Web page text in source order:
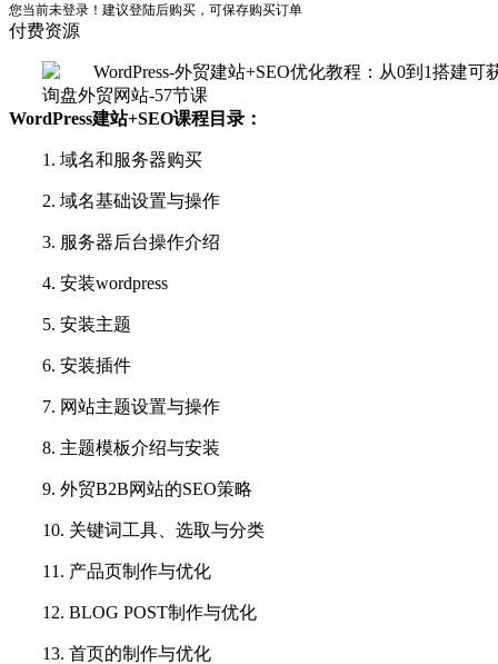
您当前未登录！建议登陆后购买，可保存购买订单
付费资源
WordPress建站+SEO课程目录：
1. 域名和服务器购买
2. 域名基础设置与操作
3. 服务器后台操作介绍
4. 安装wordpress
5. 安装主题
6. 安装插件
7. 网站主题设置与操作
8. 主题模板介绍与安装
9. 外贸B2B网站的SEO策略
10. 关键词工具、选取与分类
11. 产品页制作与优化
12. BLOG POST制作与优化
13. 首页的制作与优化